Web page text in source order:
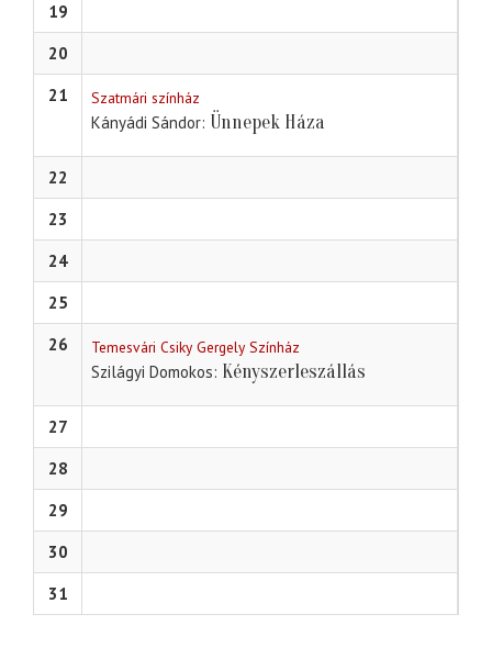
19
20
21
Szatmári színház
Kányádi Sándor Ünnepek Háza
22
23
24
25
26
Temesvári Csiky Gergely Színház
Szilágyi Domokos Kényszerleszállás
27
28
29
30
31